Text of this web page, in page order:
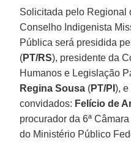
Solicitada pelo Regional
Conselho Indigenista
Pública será presidida
(PT/RS), presidente da
Humanos e Legislação
Regina Sousa (PT/PI),
convidados: Felício de
procurador da 6ª
do Ministério Público